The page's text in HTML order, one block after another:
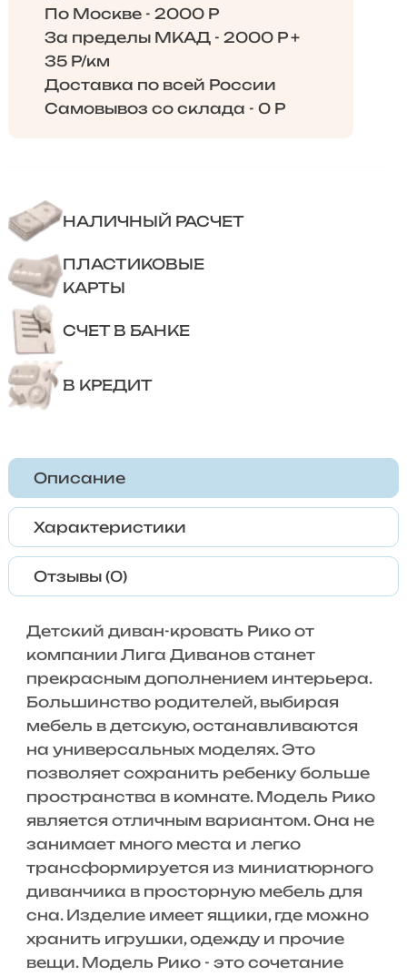
По Москве - 2000 Р
За пределы МКАД - 2000 Р +
35 Р/км
Доставка по всей России
Самовывоз со склада - 0 Р
НАЛИЧНЫЙ РАСЧЕТ
ПЛАСТИКОВЫЕ
КАРТЫ
СЧЕТ В БАНКЕ
В КРЕДИТ
Описание
Характеристики
Отзывы (0)
Детский диван-кровать Рико от
компании Лига Диванов станет
прекрасным дополнением интерьера.
Большинство родителей, выбирая
мебель в детскую, останавливаются
на универсальных моделях. Это
позволяет сохранить ребенку больше
пространства в комнате. Модель Рико
является отличным вариантом. Она не
занимает много места и легко
трансформируется из миниатюрного
диванчика в просторную мебель для
сна. Изделие имеет ящики, где можно
хранить игрушки, одежду и прочие
вещи. Модель Рико - это сочетание